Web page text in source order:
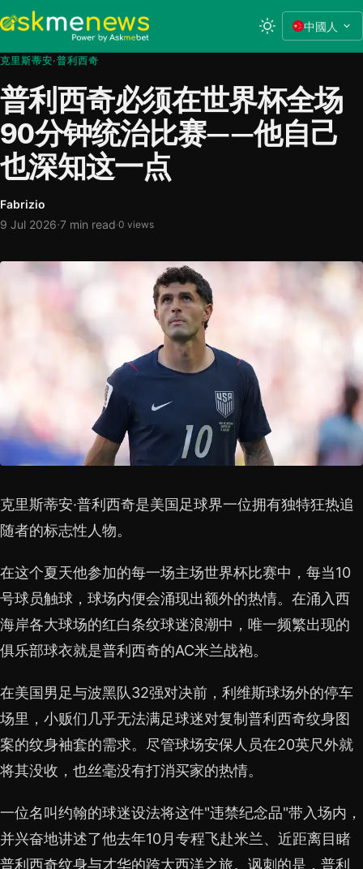
中國人
克里斯蒂安·普利西奇
普利西奇必须在世界杯全场
90分钟统治比赛——他自己
也深知这一点
Fabrizio
9 Jul 2026·7 min read·0 views
克里斯蒂安·普利西奇是美国足球界一位拥有独特狂热追
随者的标志性人物。
在这个夏天他参加的每一场主场世界杯比赛中，每当10
号球员触球，球场内便会涌现出额外的热情。在涌入西
海岸各大球场的红白条纹球迷浪潮中，唯一频繁出现的
俱乐部球衣就是普利西奇的AC米兰战袍。
在美国男足与波黑队32强对决前，利维斯球场外的停车
场里，小贩们几乎无法满足球迷对复制普利西奇纹身图
案的纹身袖套的需求。尽管球场安保人员在20英尺外就
将其没收，也丝毫没有打消买家的热情。
一位名叫约翰的球迷设法将这件"违禁纪念品"带入场内，
并兴奋地讲述了他去年10月专程飞赴米兰、近距离目睹
普利西奇纹身与才华的跨大西洋之旅。讽刺的是，普利